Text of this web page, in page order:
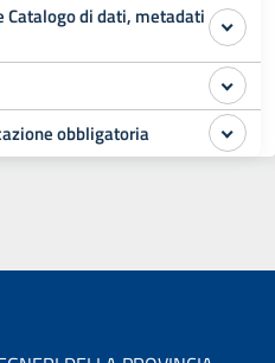
di dati, metadati
obbligatoria